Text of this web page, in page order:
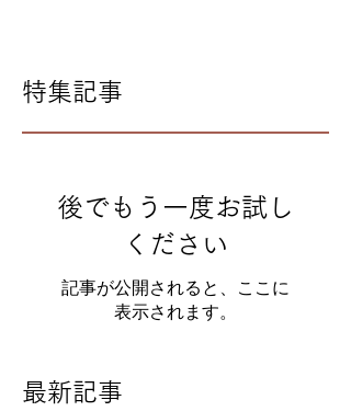
特集記事
後でもう一度お試し
ください
記事が公開されると、ここに
表示されます。
最新記事